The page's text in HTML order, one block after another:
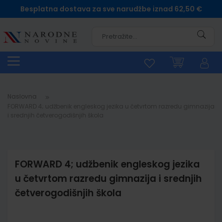
Besplatna dostava za sve narudžbe iznad 62,50 €
Naslovna
FORWARD 4; udžbenik engleskog jezika
u četvrtom razredu gimnazija i srednjih
četverogodišnjih škola